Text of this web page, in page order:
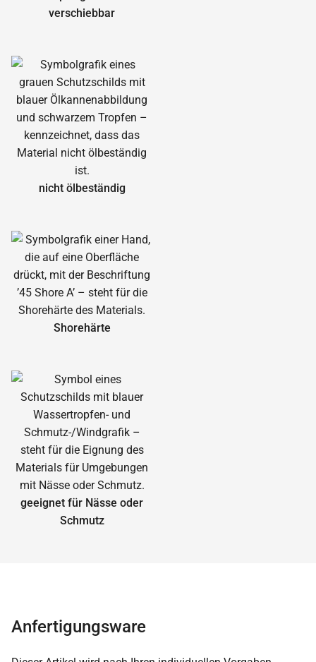
verschiebbar
nicht ölbeständig
Shorehärte
geeignet für Nässe oder
Schmutz
Anfertigungsware